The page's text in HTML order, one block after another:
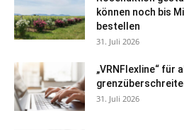
können noch bis
bestellen
31. Juli 2026
„VRNFlexline“ für
31. Juli 2026